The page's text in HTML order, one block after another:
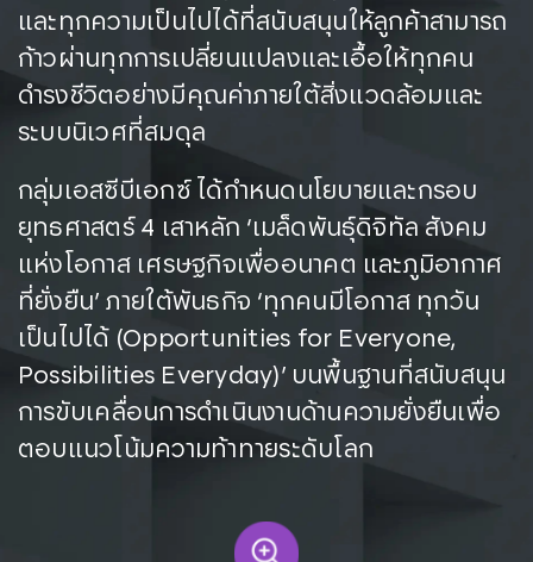
และทุกความเป็นไปได้ที่สนับสนุนให้ลูกค้าสามารถ
ก้าวผ่านทุกการเปลี่ยนแปลงและเอื้อให้ทุกคน
ดำรงชีวิตอย่างมีคุณค่าภายใต้สิ่งแวดล้อมและ
ระบบนิเวศที่สมดุล
กลุ่มเอสซีบีเอกซ์ ได้กำหนดนโยบายและกรอบ
ยุทธศาสตร์ 4 เสาหลัก ‘เมล็ดพันธุ์ดิจิทัล สังคม
แห่งโอกาส เศรษฐกิจเพื่ออนาคต และภูมิอากาศ
ที่ยั่งยืน’ ภายใต้พันธกิจ ‘ทุกคนมีโอกาส ทุกวัน
เป็นไปได้ (Opportunities for Everyone,
Possibilities Everyday)’ บนพื้นฐานที่สนับสนุน
การขับเคลื่อนการดำเนินงานด้านความยั่งยืนเพื่อ
ตอบแนวโน้มความท้าทายระดับโลก